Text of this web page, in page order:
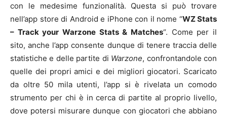
con le medesime funzionalità. Questa si può trovare
nell’app store di Android e iPhone con il nome “WZ Stats
– Track your Warzone Stats & Matches“. Come per il
sito, anche l’app consente dunque di tenere traccia delle
statistiche e delle partite di Warzone, confrontandole con
quelle dei propri amici e dei migliori giocatori. Scaricato
da oltre 50 mila utenti, l’app si è rivelata un comodo
strumento per chi è in cerca di partite al proprio livello,
dove potersi misurare dunque con giocatori che abbiano